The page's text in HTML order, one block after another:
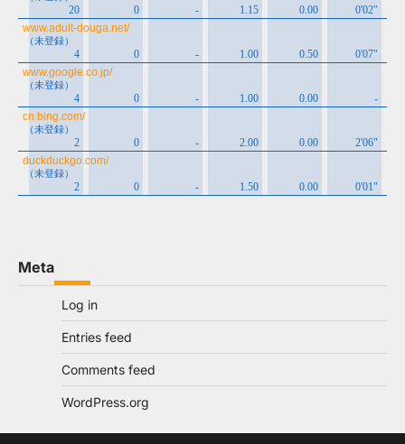
Meta
Log in
Entries feed
Comments feed
WordPress.org